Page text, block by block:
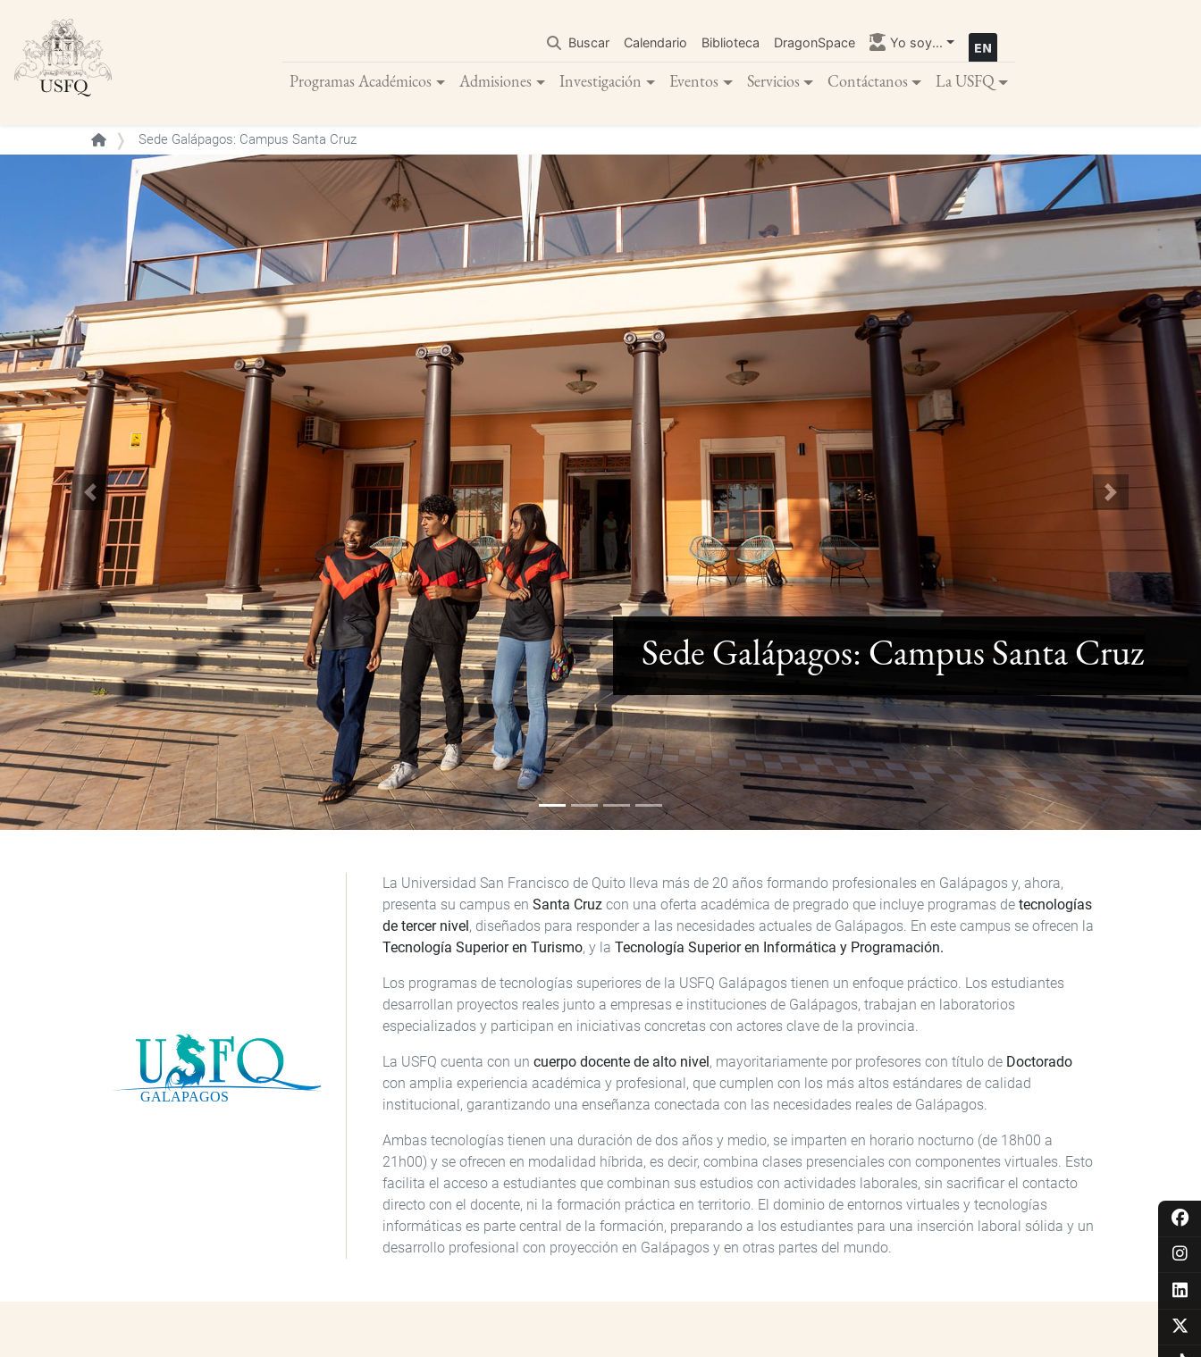
contenido
principal
Buscar Calendario Biblioteca DragonSpace Yo soy...
Programas Académicos Admisiones Investigación Eventos Servicios Contáctanos La USFQ
Buscar
Sede Galápagos: Campus Santa Cruz
Previous Next
Sede Galápagos: Campus Santa Cruz
La Universidad San Francisco de Quito lleva más de 20 años formando profesionales en Galápagos y, ahora,
presenta su campus en Santa Cruz con una oferta académica de pregrado que incluye programas de tecnologías
de tercer nivel , diseñados para responder a las necesidades actuales de Galápagos. En este campus se ofrecen la
Tecnología Superior en Turismo, y la Tecnología Superior en Informática y Programación.
Los programas de tecnologías superiores de la USFQ Galápagos tienen un enfoque práctico. Los estudiantes
desarrollan proyectos reales junto a empresas e instituciones de Galápagos, trabajan en laboratorios
especializados y participan en iniciativas concretas con actores clave de la provincia.
La USFQ cuenta con un cuerpo docente de alto nivel , mayoritariamente por profesores con título de Doctorado
con amplia experiencia académica y profesional, que cumplen con los más altos estándares de calidad
institucional, garantizando una enseñanza conectada con las necesidades reales de Galápagos.
Ambas tecnologías tienen una duración de dos años y medio, se imparten en horario nocturno (de 18h00 a
21h00) y se ofrecen en modalidad híbrida, es decir, combina clases presenciales con componentes virtuales. Esto
facilita el acceso a estudiantes que combinan sus estudios con actividades laborales, sin sacrificar el contacto
directo con el docente, ni la formación práctica en territorio. El dominio de entornos virtuales y tecnologías
informáticas es parte central de la formación, preparando a los estudiantes para una inserción laboral sólida y un
desarrollo profesional con proyección en Galápagos y en otras partes del mundo.